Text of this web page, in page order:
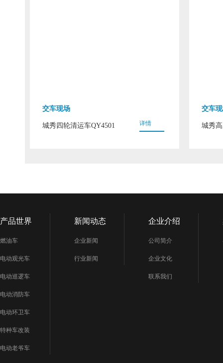
交车现场
城秀四轮清运车QY4501 详情
交车
城秀
产品世界
燃油车
电动观光车
电动巡逻车
电动消防车
电动环卫车
特种车改装
电动老爷车
新闻动态
企业新闻
行业新闻
企业介绍
公司简介
企业文化
联系我们